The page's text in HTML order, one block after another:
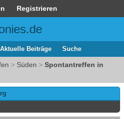
Registrieren
Aktuelle Beiträge Suche
> Süden > Spontantreffen in